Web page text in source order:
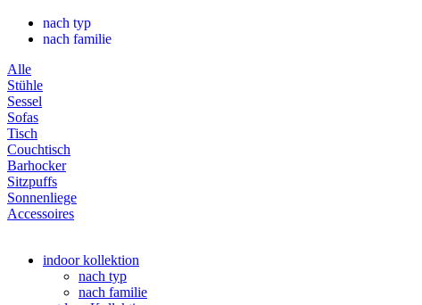
nach typ
nach familie
Alle
Stühle
Sessel
Sofas
Tisch
Couchtisch
Barhocker
Sitzpuffs
Sonnenliege
Accessoires
indoor kollektion
nach typ
nach familie